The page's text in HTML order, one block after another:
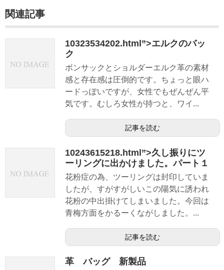
関連記事
10323534202.html”>エルクのバッ
ク
ボンサックとショルダーエルク革の素材
感と存在感は圧倒的です。ちょっと眼ハ
ードっぽいですが、女性でもぜんぜん平
気です。むしろ女性が持つと、ワイ...
記事を読む
10243615218.html”>久し振りにツ
ーリングに出かけました。パート１
花粉症の為、ツーリングは封印していま
したが、すがすがしいこの陽気に誘われ
花粉の中出掛けてしまいました。今回は
青梅方面をかるーくながしました。...
記事を読む
革 バッグ 新製品